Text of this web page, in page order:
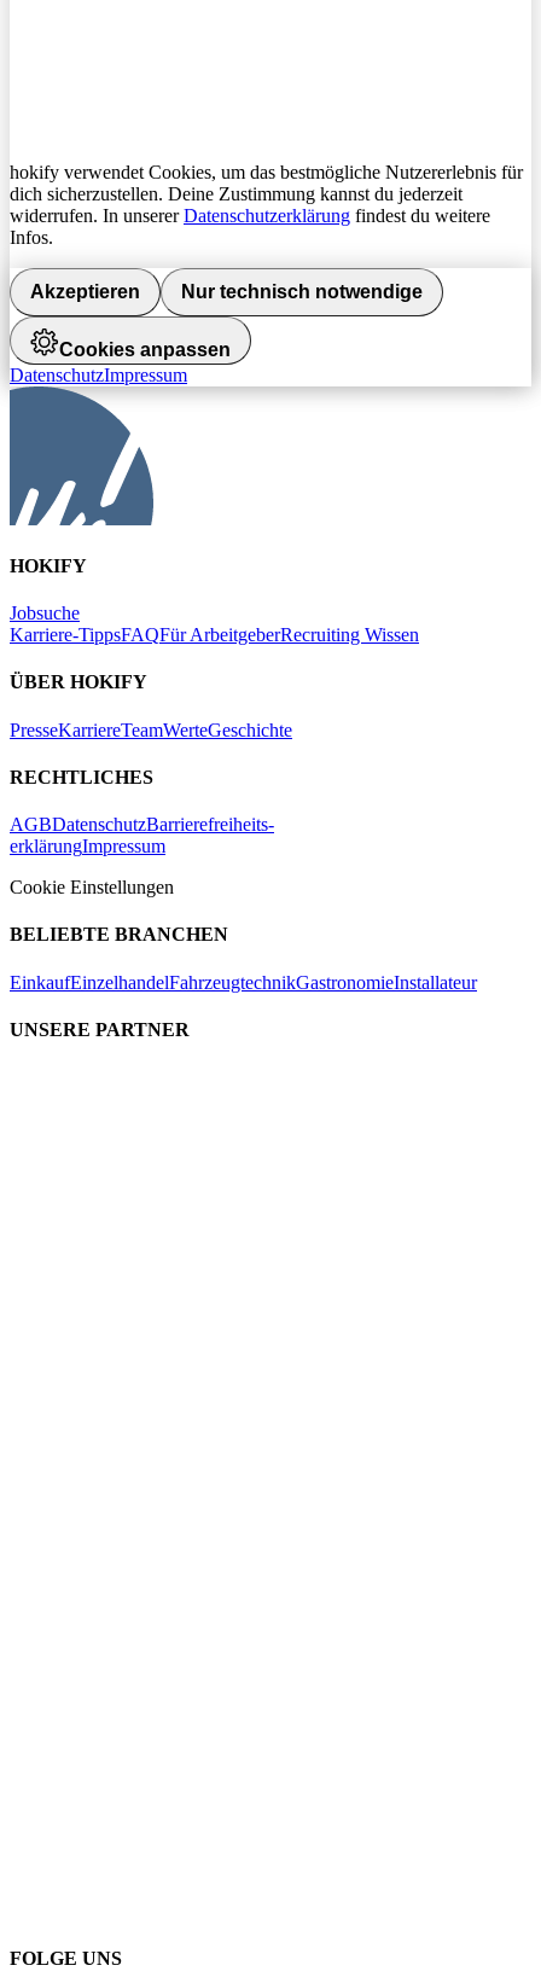
hokify verwendet Cookies, um das bestmögliche Nutzererlebnis für
dich sicherzustellen. Deine Zustimmung kannst du jederzeit
widerrufen. In unsererDatenschutzerklärung findest du weitere
Infos.
Akzeptieren Nur technisch notwendige
Cookies anpassen
DatenschutzImpressum
HOKIFY
Jobsuche
Karriere-TippsFAQFür ArbeitgeberRecruiting Wissen
ÜBER HOKIFY
PresseKarriereTeamWerteGeschichte
RECHTLICHES
AGBDatenschutzBarrierefreiheits-
erklärungImpressum
Cookie Einstellungen
BELIEBTE BRANCHEN
EinkaufEinzelhandelFahrzeugtechnikGastronomieInstallateur
UNSERE PARTNER
FOLGE UNS